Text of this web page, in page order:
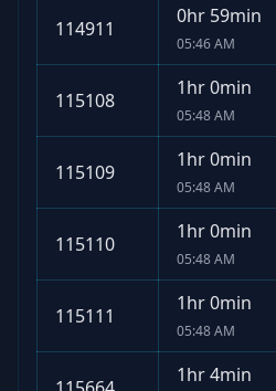
114911
0hr 59min
05:46 AM
115108
1hr 0min
05:48 AM
115109
1hr 0min
05:48 AM
115110
1hr 0min
05:48 AM
115111
1hr 0min
05:48 AM
1hr 4min